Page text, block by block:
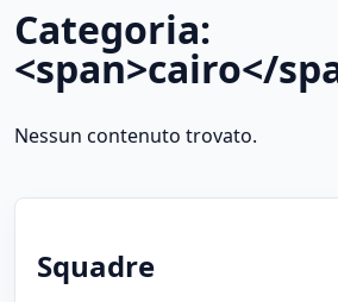
Categoria:
<span>cairo</
Nessun contenuto trovato.
Squadre